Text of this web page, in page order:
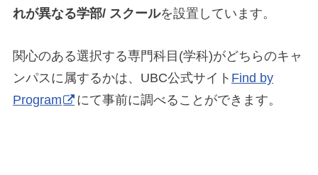
れが異なる学部/ スクールを設置しています。
関心のある選択する専門科目(学科)がどちらのキャ
ンパスに属するかは、UBC公式サイト Find by
Program
にて事前に調べることができます。